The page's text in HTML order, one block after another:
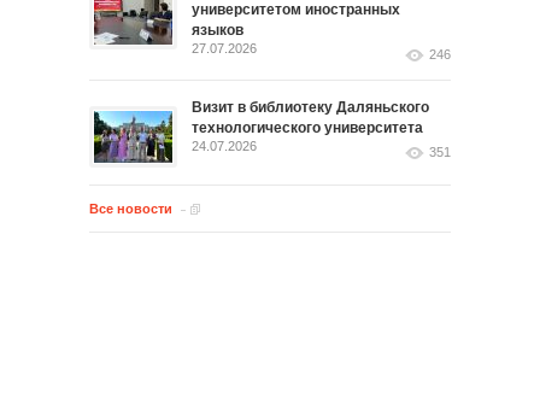
университетом иностранных
языков
27.07.2026 246
Визит в библиотеку Даляньского
технологического университета
24.07.2026 351
Все новости